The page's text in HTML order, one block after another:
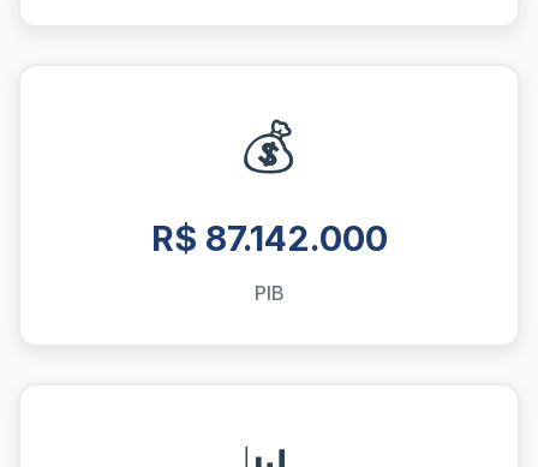
💰
R$ 87.142.000
PIB